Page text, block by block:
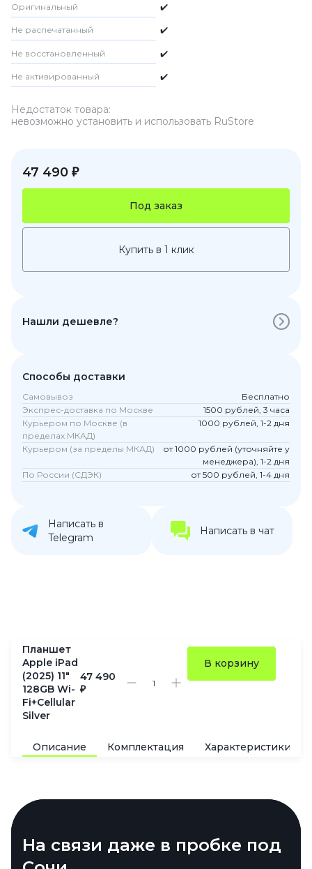
Оригинальный ✔️
Не распечатанный ✔️
Не восстановленный ✔️
Не активированный ✔️
Недостаток товара:
невозможно установить и использовать RuStore
47 490 ₽
Под заказ
Купить в 1 клик
Нашли дешевле?
Способы доставки
Самовывоз
Бесплатно
Экспрес-доставка по Москве
1500 рублей, 3 часа
Курьером по Москве (в
пределах МКАД)
1000 рублей, 1-2 дня
Курьером (за пределы МКАД)
от 1000 рублей (уточняйте у
менеджера), 1-2 дня
По России (СДЭК)
от 500 рублей, 1-4 дня
Написать в
Telegram
Написать в чат
Планшет
Apple iPad
(2025) 11"
128GB Wi-
Fi+Cellular
Silver
47 490
₽
В корзину
Описание Комплектация Характеристики
Полтерабайта, чтобы не
На связи даже в пробке под
Экран, который не утомляет
Маленький трансформер